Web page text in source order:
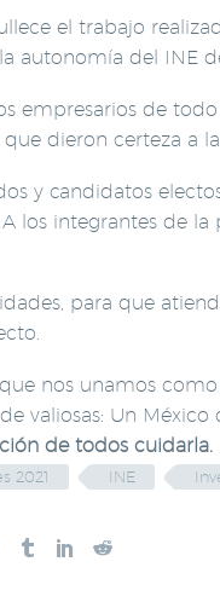
el trabajo
autonomía del INE
empresarios de
que dieron certeza a
y candidatos
los integrantes de
para que
nos unamos
valiosas: Un
de todos cuidarla.
2021 INE